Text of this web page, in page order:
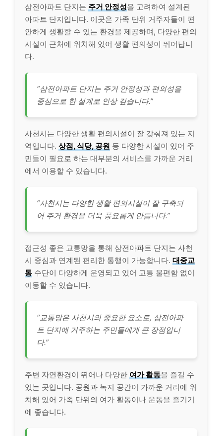
삼전아파트 단지는 주거 안정성을 고려하여 설계된
아파트 단지입니다. 이곳은 가족 단위 거주자들이 편
안하게 생활할 수 있는 환경을 제공하며, 다양한 편의
시설이 근처에 위치해 있어 생활 편의성이 뛰어납니
다.
“삼전아파트 단지는 주거 안정성과 편의성을
중심으로 한 설계로 인상 깊습니다.”
사천시는 다양한 생활 편의시설이 잘 갖춰져 있는 지
역입니다. 상점, 식당, 공원 등 다양한 시설이 있어 주
민들이 필요로 하는 대부분의 서비스를 가까운 거리
에서 이용할 수 있습니다.
“사천시는 다양한 생활 편의시설이 잘 구축되
어 주거 환경을 더욱 풍요롭게 만듭니다.”
접근성 좋은 교통망을 통해 삼전아파트 단지는 사천
시 중심과 연계된 편리한 통행이 가능합니다. 대중교
통 수단이 다양하게 운영되고 있어 교통 불편함 없이
이동할 수 있습니다.
“교통망은 사천시의 중요한 요소로, 삼전아파
트 단지에 거주하는 주민들에게 큰 장점입니
다.”
주변 자연환경이 뛰어나 다양한 여가 활동을 즐길 수
있는 곳입니다. 공원과 녹지 공간이 가까운 거리에 위
치해 있어 가족 단위의 여가 활동이나 운동을 즐기기
에 좋습니다.